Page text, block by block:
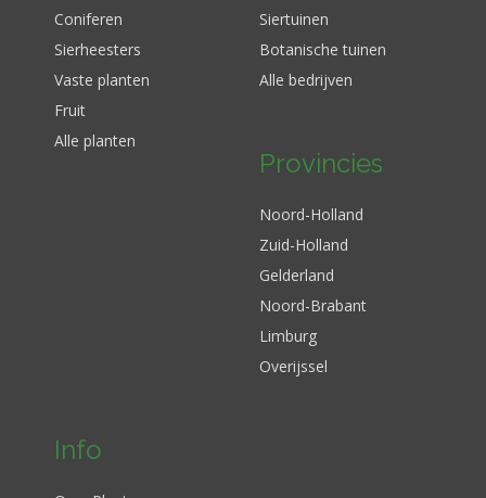
Coniferen
Sierheesters
Vaste planten
Fruit
Alle planten
Siertuinen
Botanische tuinen
Alle bedrijven
Provincies
Noord-Holland
Zuid-Holland
Gelderland
Noord-Brabant
Limburg
Overijssel
Info